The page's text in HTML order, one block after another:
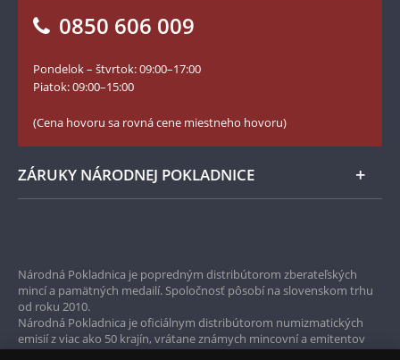
Numizmatické novinky
Facebook Národnej Pokladnice
YouTube Národnej Pokladnice
0850 606 009
Pondelok – štvrtok: 09:00–17:00
Piatok: 09:00–15:00
(Cena hovoru sa rovná cene miestneho hovoru)
ZÁRUKY NÁRODNEJ POKLADNICE
Garancia najvyššej kvality
Iba originálne produkty
Národná Pokladnica je popredným distribútorom zberateľských
mincí a pamätných medailí. Spoločnosť pôsobí na slovenskom trhu
od roku 2010.
Národná Pokladnica je oficiálnym distribútorom numizmatických
emisií z viac ako 50 krajín, vrátane známych mincovní a emitentov